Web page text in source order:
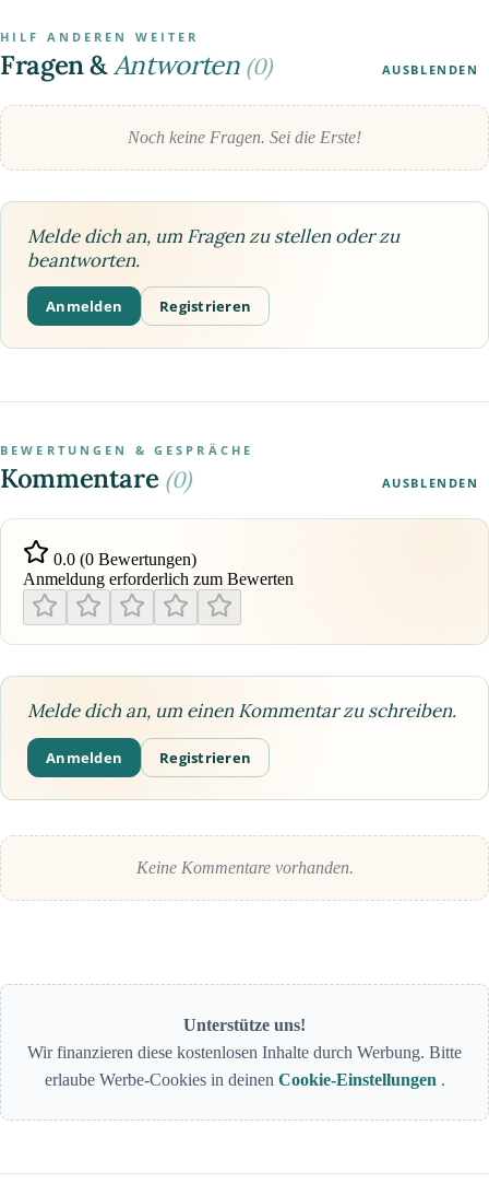
HILF ANDEREN WEITER
Fragen &Antworten (0) AUSBLENDEN
Noch keine Fragen. Sei die Erste!
Melde dich an, um Fragen zu stellen oder zu
beantworten.
Anmelden Registrieren
BEWERTUNGEN & GESPRÄCHE
Kommentare (0) AUSBLENDEN
0.0 (0 Bewertungen)
Anmeldung erforderlich zum Bewerten
Melde dich an, um einen Kommentar zu schreiben.
Anmelden Registrieren
Keine Kommentare vorhanden.
Unterstütze uns!
Wir finanzieren diese kostenlosen Inhalte durch Werbung. Bitte
erlaube Werbe-Cookies in deinen Cookie-Einstellungen .